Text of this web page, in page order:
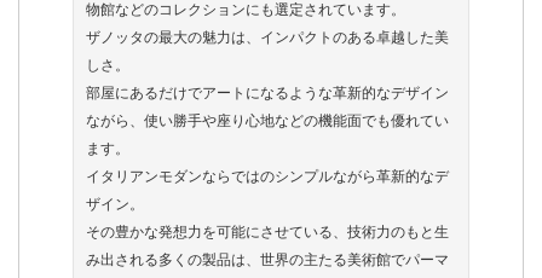
物館などのコレクションにも選定されています。
ザノッタの最大の魅力は、インパクトのある卓越した美
しさ。
部屋にあるだけでアートになるような革新的なデザイン
ながら、使い勝手や座り心地などの機能面でも優れてい
ます。
イタリアンモダンならではのシンプルながら革新的なデ
ザイン。
その豊かな発想力を可能にさせている、技術力のもと生
み出される多くの製品は、世界の主たる美術館でパーマ